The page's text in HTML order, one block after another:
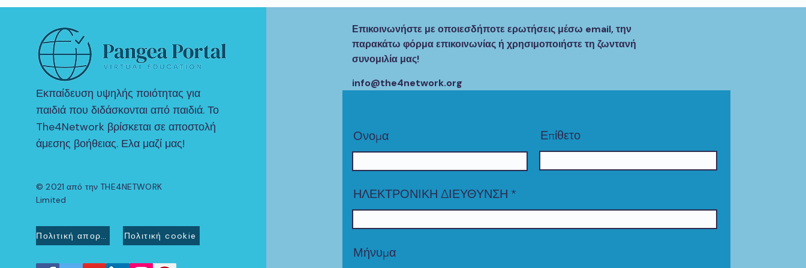
Εκπαίδευση υψηλής ποιότητας για
παιδιά που διδάσκονται από παιδιά. Το
The4Network βρίσκεται σε αποστολή
άμεσης βοήθειας. Ελα μαζί μας!
© 2021 από την THE4NETWORK
Limited
Πολιτική απορρήτου Πολιτική cookie
Επικοινωνήστε με οποιεσδήποτε ερωτήσεις μέσω email, την
παρακάτω φόρμα επικοινωνίας ή χρησιμοποιήστε τη ζωντανή
συνομιλία μας!
info@the4network.org
Ονομα Επίθετο
ΗΛΕΚΤΡΟΝΙΚΗ ΔΙΕΥΘΥΝΣΗ
Μήνυμα